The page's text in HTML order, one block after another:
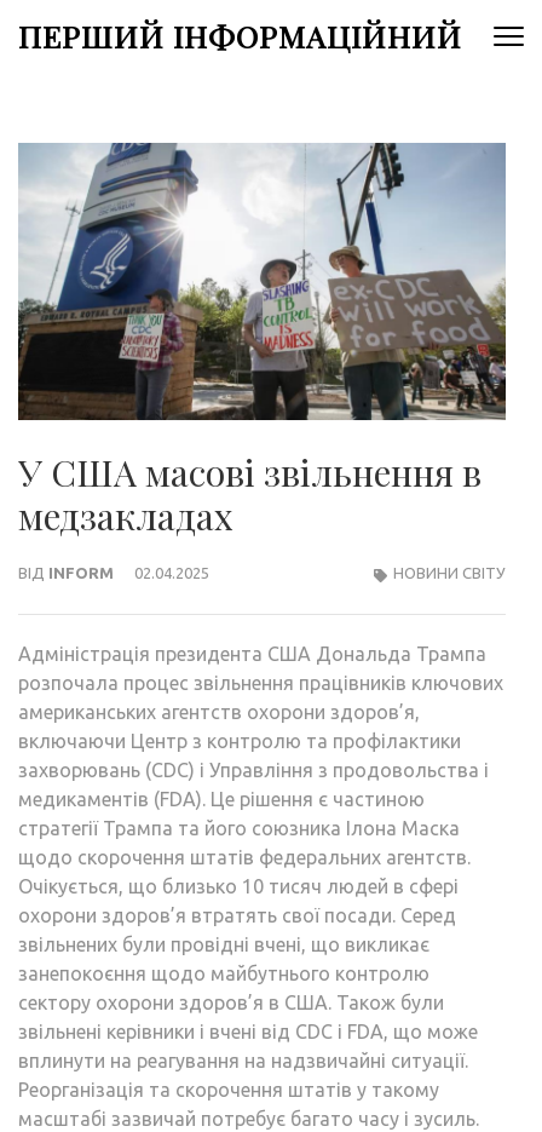
доПЕРШИЙ ІНФОРМАЦІЙНИЙ
У США масові звільнення в
медзакладах
ВІД INFORM 02.04.2025 НОВИНИ СВІТУ
Адміністрація президента США Дональда Трампа
розпочала процес звільнення працівників ключових
американських агентств охорони здоров’я,
включаючи Центр з контролю та профілактики
захворювань (CDC) і Управління з продовольства і
медикаментів (FDA). Це рішення є частиною
стратегії Трампа та його союзника Ілона Маска
щодо скорочення штатів федеральних агентств.
Очікується, що близько 10 тисяч людей в сфері
охорони здоров’я втратять свої посади. Серед
звільнених були провідні вчені, що викликає
занепокоєння щодо майбутнього контролю
сектору охорони здоров’я в США. Також були
звільнені керівники і вчені від CDC і FDA, що може
вплинути на реагування на надзвичайні ситуації.
Реорганізація та скорочення штатів у такому
масштабі зазвичай потребує багато часу і зусиль.